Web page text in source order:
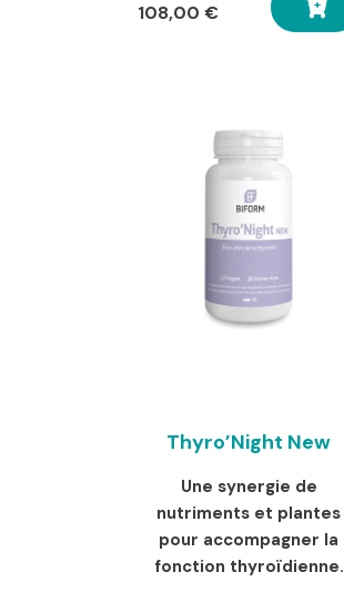
108,00 €
Thyro’Night New
Une synergie de
nutriments et plantes
pour accompagner la
fonction thyroïdienne.